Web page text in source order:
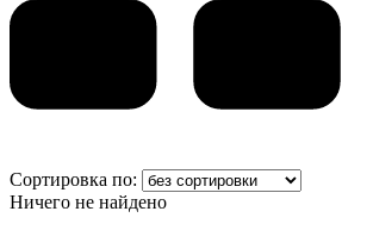
Сортировка по:
Ничего не найдено